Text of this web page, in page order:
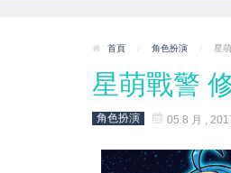
首頁 / 角色扮演 / 星
星萌戰警
角色扮演 05 8 月 ,